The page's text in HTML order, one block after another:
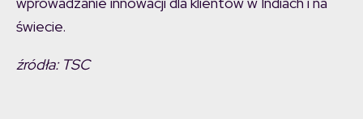
świecie.
źródła: TSC